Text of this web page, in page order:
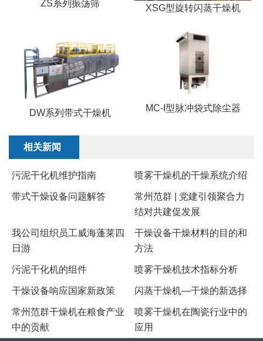
ZS系列振荡筛 XSG型旋转闪蒸干燥机
DW系列带式干燥机 MC-I型脉冲袋式除尘器
相关新闻
污泥干化机维护指南 喷雾干燥机的干燥系统介绍
带式干燥设备问题解答
常州范群 | 党建引领聚合力
结对共建促发展
我公司组织员工威海蓬莱四
日游
干燥设备干燥材料的目的和
方法
​污泥干化机的组件 ​喷雾干燥机技术指标分析
干燥设备响应国家新政策 闪蒸干燥机—干燥的新选择
常州范群干燥机在粮食产业
中的贡献
喷雾干燥机在陶瓷行业中的
应用